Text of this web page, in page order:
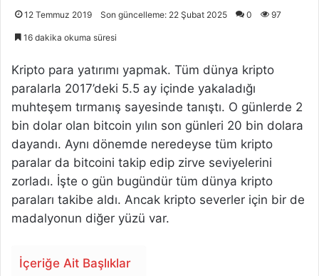
12 Temmuz 2019 Son güncelleme: 22 Şubat 2025 0 97
16 dakika okuma süresi
Kripto para yatırımı yapmak. Tüm dünya kripto
paralarla 2017’deki 5.5 ay içinde yakaladığı
muhteşem tırmanış sayesinde tanıştı. O günlerde 2
bin dolar olan bitcoin yılın son günleri 20 bin dolara
dayandı. Aynı dönemde neredeyse tüm kripto
paralar da bitcoini takip edip zirve seviyelerini
zorladı. İşte o gün bugündür tüm dünya kripto
paraları takibe aldı. Ancak kripto severler için bir de
madalyonun diğer yüzü var.
İçeriğe Ait Başlıklar